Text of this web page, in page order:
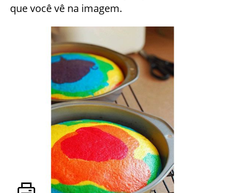
que você vê na imagem.